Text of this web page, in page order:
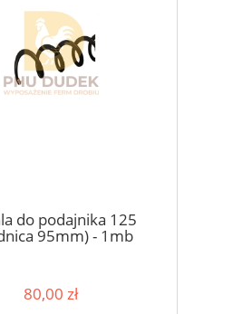
do podajnika 125
95mm) - 1mb
80,00 zł